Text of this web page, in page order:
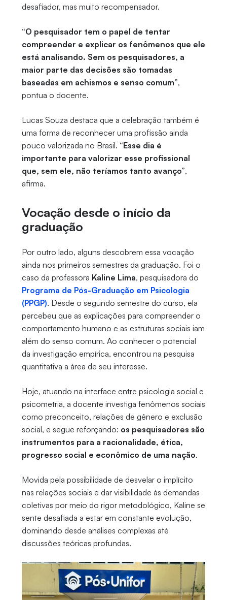
desafiador, mas muito recompensador.
“O pesquisador tem o papel de tentar
compreender e explicar os fenômenos que ele
está analisando. Sem os pesquisadores, a
maior parte das decisões são tomadas
baseadas em achismos e senso comum”,
pontua o docente.
Lucas Souza destaca que a celebração também é
uma forma de reconhecer uma profissão ainda
pouco valorizada no Brasil. “Esse dia é
importante para valorizar esse profissional
que, sem ele, não teríamos tanto avanço”,
afirma.
Vocação desde o início da
graduação
Por outro lado, alguns descobrem essa vocação
ainda nos primeiros semestres da graduação. Foi o
caso da professora Kaline Lima, pesquisadora do
Programa de Pós-Graduação em Psicologia
(PPGP). Desde o segundo semestre do curso, ela
percebeu que as explicações para compreender o
comportamento humano e as estruturas sociais iam
além do senso comum. Ao conhecer o potencial
da investigação empírica, encontrou na pesquisa
quantitativa a área de seu interesse.
Hoje, atuando na interface entre psicologia social e
psicometria, a docente investiga fenômenos sociais
como preconceito, relações de gênero e exclusão
social, e segue reforçando: os pesquisadores são
instrumentos para a racionalidade, ética,
progresso social e econômico de uma nação.
Movida pela possibilidade de desvelar o implícito
nas relações sociais e dar visibilidade às demandas
coletivas por meio do rigor metodológico, Kaline se
sente desafiada a estar em constante evolução,
dominando desde análises complexas até
discussões teóricas profundas.